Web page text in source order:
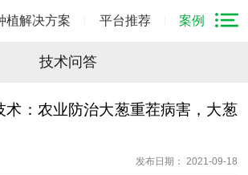
植解决方案 平台推荐 案例
技术问答
术：农业防治大葱重茬病害，大葱
发布日期： 2021-09-18